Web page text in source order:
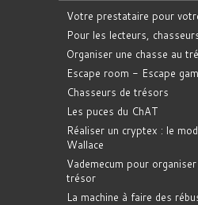
Votre prestataire pour
Pour les lecteurs,
Organiser une chasse au
Escape room - Escape
Chasseurs de trésors
Les puces du ChAT
Réaliser un cryptex : le
Wallace
Vademecum pour
trésor
La machine à faire des